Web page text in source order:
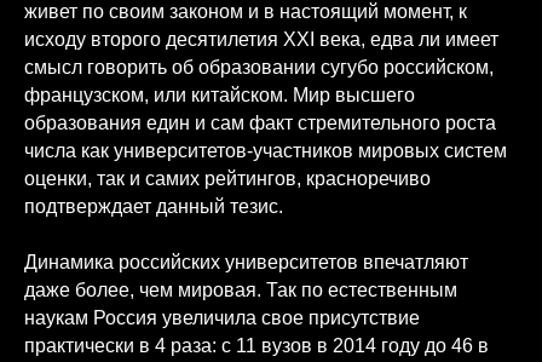
живет по своим законом и в настоящий момент, к
исходу второго десятилетия XXI века, едва ли имеет
смысл говорить об образовании сугубо российском,
французском, или китайском. Мир высшего
образования един и сам факт стремительного роста
числа как университетов-участников мировых систем
оценки, так и самих рейтингов, красноречиво
подтверждает данный тезис.
Динамика российских университетов впечатляют
даже более, чем мировая. Так по естественным
наукам Россия увеличила свое присутствие
практически в 4 раза: с 11 вузов в 2014 году до 46 в